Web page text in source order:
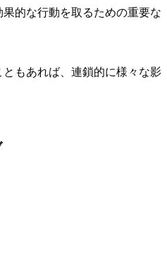
的な行動を取るための重要な
もあれば、連鎖的に様々な影